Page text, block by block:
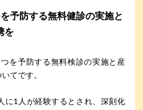
を予防する無料健診の実施と
を
を予防する無料検診の実施と産
てです。
に1人が経験するとされ、深刻化